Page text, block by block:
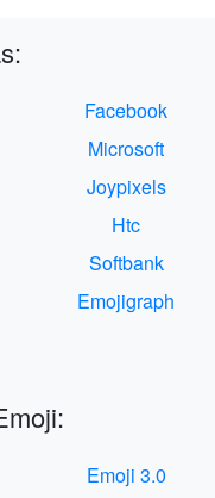
Facebook
Microsoft
Joypixels
Htc
Softbank
Emojigraph
Emoji 3.0